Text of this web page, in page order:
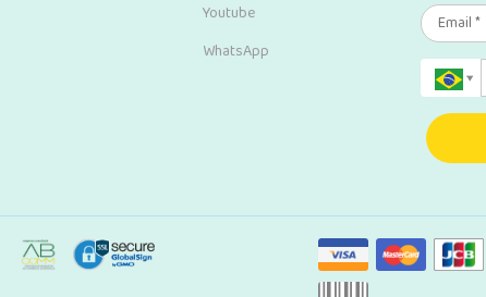
Youtube
WhatsApp